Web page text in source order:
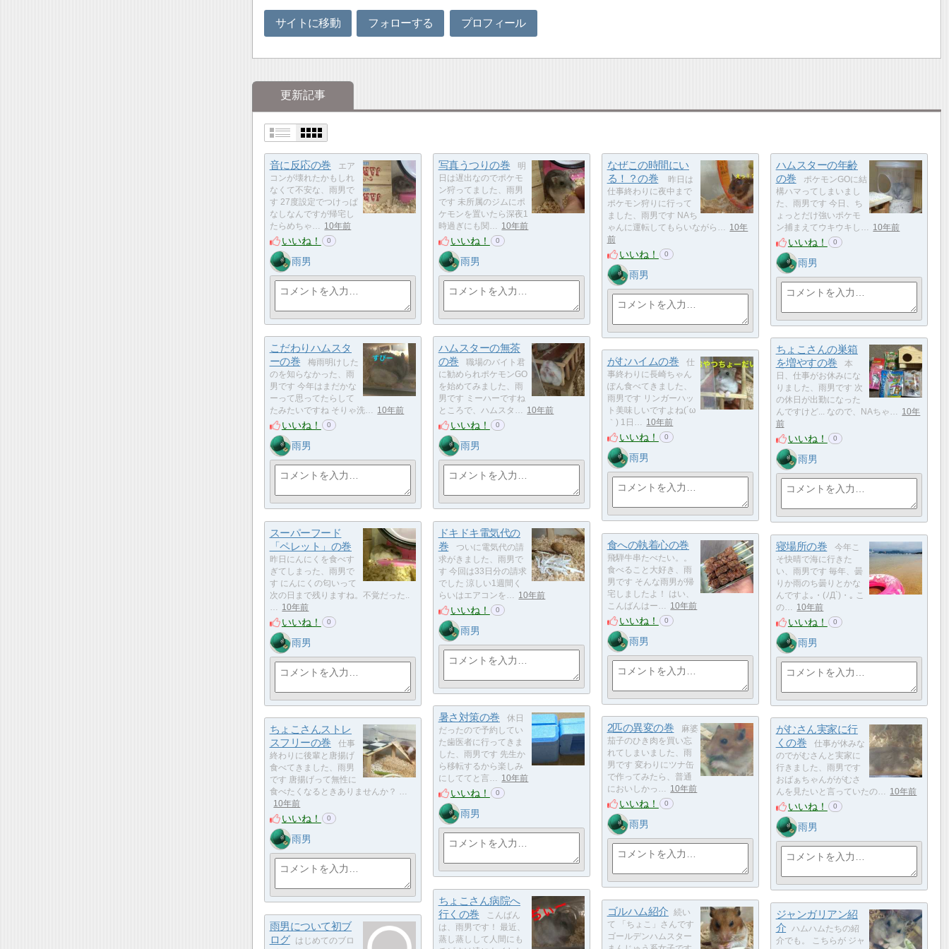
サイトに移動 フォローする プロフィール
更新記事
音に反応の巻
エア
コンが壊れたかもしれ
なくて不安な、雨男で
す 27度設定でつけっぱ
なしなんですが帰宅し
たらめちゃ… 10年前
いいね！ 0
雨男
写真うつりの巻
明
日は遅出なのでポケモ
ン狩ってました、雨男
です 未所属のジムにポ
ケモンを置いたら深夜1
時過ぎにも関… 10年前
いいね！ 0
雨男
なぜこの時間にい
る！？の巻
昨日は
仕事終わりに夜中まで
ポケモン狩りに行って
ました、雨男です NAち
ゃんに運転してもらいながら… 10年
前
いいね！ 0
雨男
ハムスターの年齢
の巻
ポケモンGOに結
構ハマってしまいまし
た、雨男です 今日、ち
ょっとだけ強いポケモ
ン捕まえてウキウキし… 10年前
いいね！ 0
雨男
こだわりハムスタ
ーの巻
梅雨明けした
のを知らなかった、雨
男です 今年はまだかな
ーって思ってたらして
たみたいですね そりゃ洗… 10年前
いいね！ 0
雨男
ハムスターの無茶
の巻
職場のバイト君
に勧められポケモンGO
を始めてみました、雨
男です ミーハーですね
ところで、ハムスタ… 10年前
いいね！ 0
雨男
ちょこさんの巣箱
を増やすの巻
本
日、仕事がお休みにな
りました、雨男です 次
の休日が出勤になった
んですけど... なので、NAちゃ… 10年
前
いいね！ 0
雨男
がむハイムの巻
仕
事終わりに長崎ちゃん
ぽん食べてきました、
雨男です リンガーハッ
ト美味しいですよね(´ω
｀) 1日… 10年前
いいね！ 0
雨男
スーパーフード
「ペレット」の巻
昨日にんにくを食べす
ぎてしまった、雨男で
す にんにくの匂いって
次の日まで残りますね。不覚だった..
… 10年前
いいね！ 0
雨男
ドキドキ電気代の
巻
ついに電気代の請
求がきました、雨男で
す 今回は33日分の請求
でした 涼しい1週間く
らいはエアコンを… 10年前
いいね！ 0
雨男
食への執着心の巻
飛騨牛串たべたい。。
食べること大好き、雨
男です そんな雨男が帰
宅しましたよ！ はい、
こんばんはー… 10年前
いいね！ 0
雨男
寝場所の巻
今年こ
そ快晴で海に行きた
い、雨男です 毎年、曇
りか雨のち曇りとかな
んですよ｡・(ﾉД`)・｡ こ
の… 10年前
いいね！ 0
雨男
暑さ対策の巻
休日
だったので予約してい
た歯医者に行ってきま
した、雨男です 先生か
ら移転するから楽しみ
にしててと言… 10年前
いいね！ 0
雨男
2匹の異変の巻
麻婆
茄子のひき肉を買い忘
れてしまいました、雨
男です 変わりにツナ缶
で作ってみたら、普通
においしかっ… 10年前
いいね！ 0
雨男
ちょこさんストレ
スフリーの巻
仕事
終わりに後輩と唐揚げ
食べてきました、雨男
です 唐揚げって無性に
食べたくなるときありませんか？ …
10年前
いいね！ 0
雨男
がむさん実家に行
くの巻
仕事が休みな
のでがむさんと実家に
行きました、雨男です
おばぁちゃんががむさ
んを見たいと言っていたの… 10年前
いいね！ 0
雨男
ちょこさん病院へ
行くの巻
こんばん
は、雨男です！ 最近、
蒸し蒸しして人間にも
ゴルハム紹介
続い
て 「ちょこ」さんです
ゴールデンハムスター
ジャンガリアン紹
介
ハムハムたちの紹
介でも。 こちらが ジャ
雨男について初ブ
ログ
はじめてのブロ